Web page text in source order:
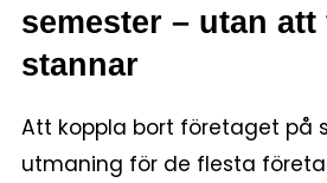
semester – utan
stannar
Att koppla bort företaget på
utmaning för de flesta